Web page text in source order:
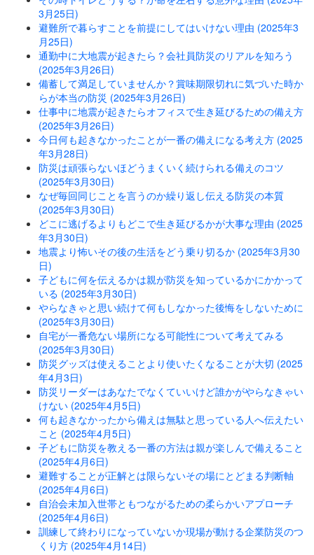
3月25日)
避難所で暮らすことを前提にしてはいけない理由 (2025年3
月25日)
通勤中に大地震が起きたら？会社員防災のリアルを知ろう
(2025年3月26日)
備蓄して満足していませんか？賞味期限切れに気づいた時か
らが本当の防災 (2025年3月26日)
仕事中に地震が起きたらオフィスで生き延びるための備え方
(2025年3月26日)
今日何も起きなかったことが一番の備えになる考え方 (2025
年3月28日)
防災は頑張らないほどうまくいく続けられる備えのコツ
(2025年3月30日)
なぜ毎回同じことを言うのか繰り返し伝える防災の本質
(2025年3月30日)
どこに逃げるよりもどこで生き延びるかが大事な理由 (2025
年3月30日)
地震より怖いその後の生活をどう乗り切るか (2025年3月30
日)
子どもに何を伝えるかは親が防災を知っているかにかかって
いる (2025年3月30日)
やらなきゃと思い続けて何もしなかった後悔をしないために
(2025年3月30日)
自宅が一番危ない場所になる可能性について考えてみる
(2025年3月30日)
防災グッズは使えることより使いたくなることが大切 (2025
年4月3日)
防災リーダーはあなたでなくていいけど誰かがやらなきゃい
けない (2025年4月5日)
何も起きなかったから備えは無駄と思っている人へ伝えたい
こと (2025年4月5日)
子どもに防災を教える一番の方法は親が楽しんで備えること
(2025年4月6日)
避難することが正解とは限らないその場にとどまる判断軸
(2025年4月6日)
自治会未加入世帯ともつながるための柔らかいアプローチ
(2025年4月6日)
訓練して終わりになっていないか現場が動ける企業防災のつ
くり方 (2025年4月14日)